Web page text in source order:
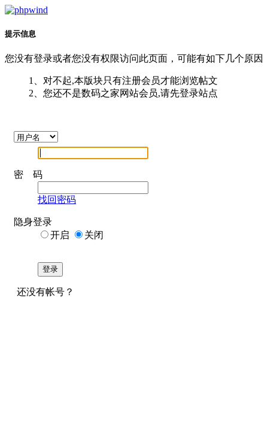
提示信息
您没有登录或者您没有权限访问此页面，可能有如下几个原因
1、对不起,本版块只有注册会员才能浏览帖文
2、您还不是数码之家网站会员,请先登录站点
密 码
找回密码
隐身登录
开启
关闭
登录
还没有帐号？